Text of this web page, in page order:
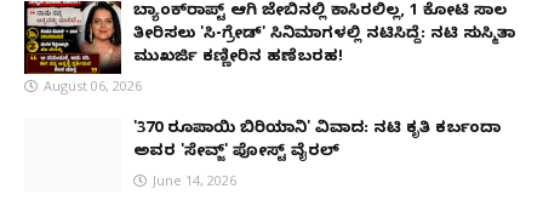
ಬ್ಯಾಂಕ್‌ರಾಪ್ಟ್‌ ಆಗಿ ಜೇಬಿನಲ್ಲಿ ಕಾಸಿರಲಿಲ್ಲ, ₹1 ಕೋಟಿ ಸಾಲ
ತೀರಿಸಲು 'ಸಿ-ಗ್ರೇಡ್' ಸಿನಿಮಾಗಳಲ್ಲಿ ನಟಿಸಿದ್ದೆ: ನಟಿ ಸುಸ್ಮಿತಾ
ಮುಖರ್ಜಿ ಕಣ್ಣೀರಿನ ಹಣೆಬರಹ!
August 06, 2026
'370 ರೂಪಾಯಿ ಬಿರಿಯಾನಿ' ವಿವಾದ: ನಟಿ ಕೃತಿ ಕರ್ಬಂದಾ
ಅವರ 'ಸೇವ್ಜ್' ಪೋಸ್ಟ್ ವೈರಲ್
June 14, 2026